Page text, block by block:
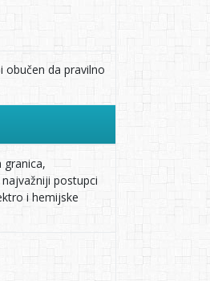
obučen da pravilno
postupci
i hemijske